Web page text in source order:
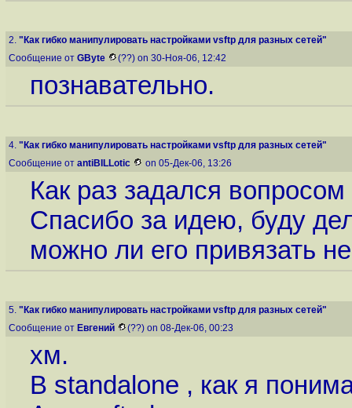
2. "Как гибко манипулировать настройками vsftp для разных сетей"
Сообщение от GByte (??) on 30-Ноя-06, 12:42
познавательно.
4. "Как гибко манипулировать настройками vsftp для разных сетей"
Сообщение от antiBILLotic on 05-Дек-06, 13:26
Как раз задался
Спасибо за идею, буду
можно ли его привязать
5. "Как гибко манипулировать настройками vsftp для разных сетей"
Сообщение от Евгений (??) on 08-Дек-06, 00:23
хм.
В standalone , как я